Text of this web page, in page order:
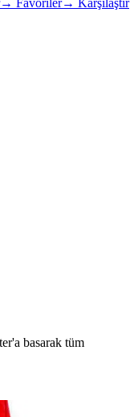
→ Favoriler→ Karşılaştır
basarak tüm